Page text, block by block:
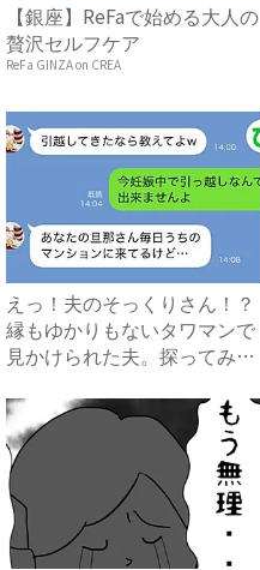
【銀座】ReFaで始める大人の
贅沢セルフケア
ReFa GINZA on CREA
えっ！夫のそっくりさん！？
縁もゆかりもないタワマンで
見かけられた夫。探ってみる